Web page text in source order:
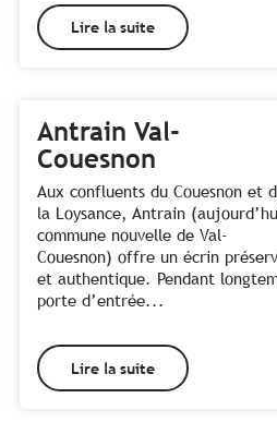
Lire la suite
Antrain Val-
Couesnon
Aux confluents du Couesnon et
la Loysance, Antrain
commune nouvelle de Val-
Couesnon) offre un écrin
et authentique. Pendant
porte d’entrée...
Lire la suite